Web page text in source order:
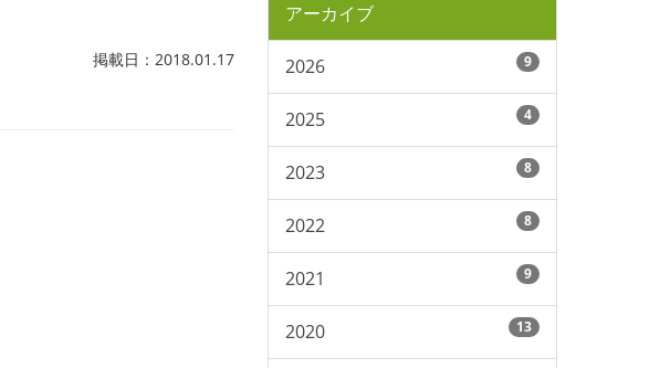
掲載日：2018.01.17
アーカイブ
2026 9
2025 4
2023 8
2022 8
2021 9
2020 13